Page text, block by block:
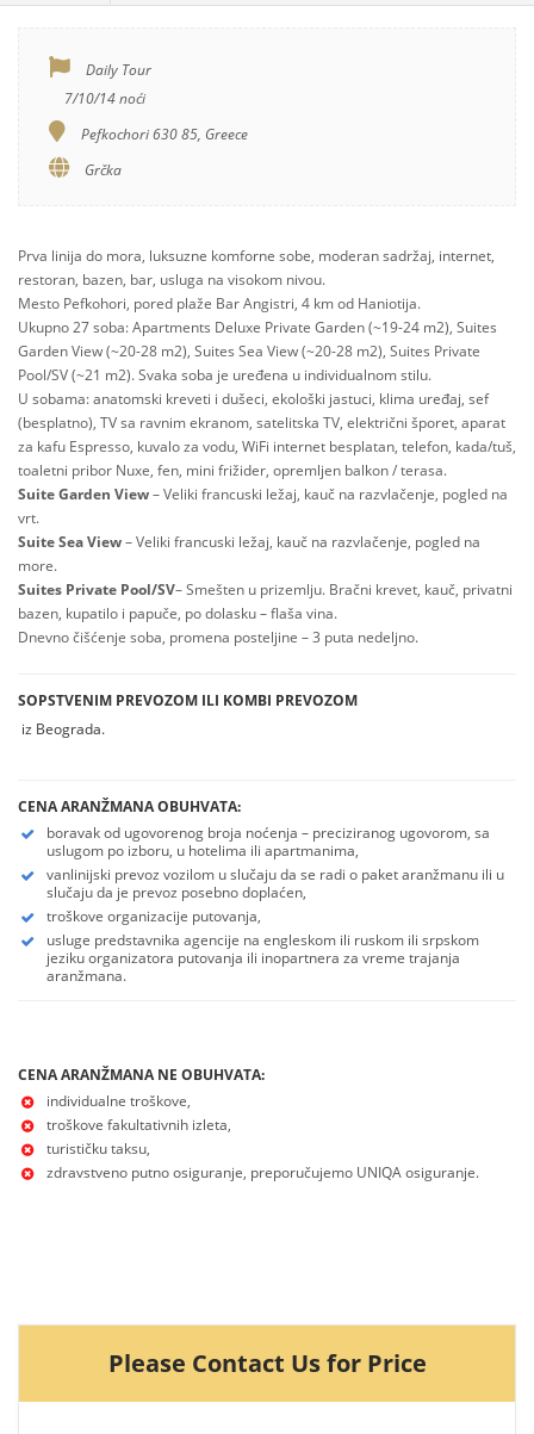
Daily Tour
7/10/14 noći
Pefkochori 630 85, Greece
Grčka
Prva linija do mora, luksuzne komforne sobe, moderan sadržaj, internet,
restoran, bazen, bar, usluga na visokom nivou.
Mesto Pefkohori, pored plaže Bar Angistri, 4 km od Haniotija.
Ukupno 27 soba: Apartments Deluxe Private Garden (~19-24 m2), Suites
Garden View (~20-28 m2), Suites Sea View (~20-28 m2), Suites Private
Pool/SV (~21 m2). Svaka soba je uređena u individualnom stilu.
U sobama: anatomski kreveti i dušeci, ekološki jastuci, klima uređaj, sef
(besplatno), TV sa ravnim ekranom, satelitska TV, električni šporet, aparat
za kafu Espresso, kuvalo za vodu, WiFi internet besplatan, telefon, kada/tuš,
toaletni pribor Nuxe, fen, mini frižider, opremljen balkon / terasa.
Suite Garden View– Veliki francuski ležaj, kauč na razvlačenje, pogled na
vrt.
Suite Sea View– Veliki francuski ležaj, kauč na razvlačenje, pogled na
more.
Suites Private Pool/SV– Smešten u prizemlju. Bračni krevet, kauč, privatni
bazen, kupatilo i papuče, po dolasku – flaša vina.
Dnevno čišćenje soba, promena posteljine – 3 puta nedeljno.
SOPSTVENIM PREVOZOM ILI KOMBI PREVOZOM
iz Beograda.
CENA ARANŽMANA OBUHVATA:
boravak od ugovorenog broja noćenja – preciziranog ugovorom, sa
uslugom po izboru, u hotelima ili apartmanima,
vanlinijski prevoz vozilom u slučaju da se radi o paket aranžmanu ili u
slučaju da je prevoz posebno doplaćen,
troškove organizacije putovanja,
usluge predstavnika agencije na engleskom ili ruskom ili srpskom
jeziku organizatora putovanja ili inopartnera za vreme trajanja
aranžmana.
CENA ARANŽMANA NE OBUHVATA:
individualne troškove,
troškove fakultativnih izleta,
turističku taksu,
zdravstveno putno osiguranje, preporučujemo UNIQA osiguranje.
Please Contact Us for Price